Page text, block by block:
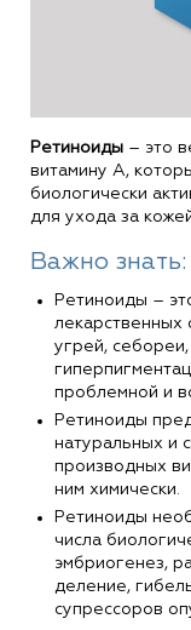
Ретиноиды – это
витамину А,
биологически
для ухода за
Важно знать:
Ретиноиды –
лекарственных
угрей, себореи,
проблемной и
Ретиноиды
натуральных и
производных
ним химически.
Ретиноиды
числа
эмбриогенез,
деление,
супрессоров